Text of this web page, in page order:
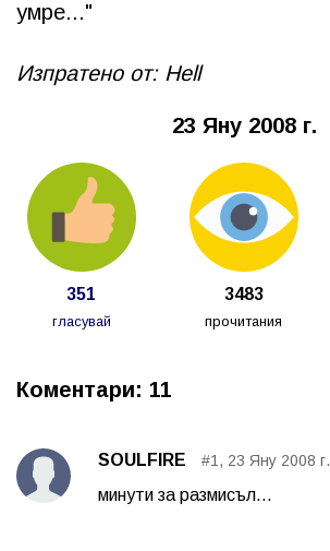
умре..."
Изпратено от: Hell
23 Яну 2008 г.
351
гласувай
3483
прочитания
Коментари: 11
SOULFIRE #1, 23 Яну 2008 г.
минути за размисъл...